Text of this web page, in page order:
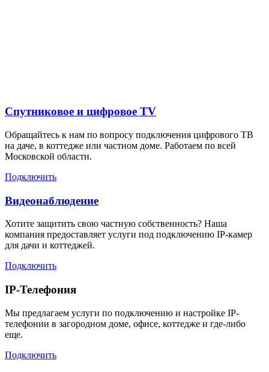
Спутниковое и цифровое TV
Обращайтесь к нам по вопросу подключения цифрового ТВ
на даче, в коттедже или частном доме. Работаем по всей
Московской области.
Подключить
Видеонаблюдение
Хотите защитить свою частную собственность? Наша
компания предоставляет услуги под подключению IP-камер
для дачи и коттеджей.
Подключить
IP-Телефония
Мы предлагаем услуги по подключению и настройке IP-
телефонии в загородном доме, офисе, коттедже и где-либо
еще.
Подключить